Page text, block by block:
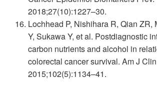
2018;27(10):1227–30.
Lochhead P, Nishihara R, Qian ZR,
Y, Sukawa Y, et al. Postdiagnostic
carbon nutrients and alcohol in
colorectal cancer survival. Am J
2015;102(5):1134–41.